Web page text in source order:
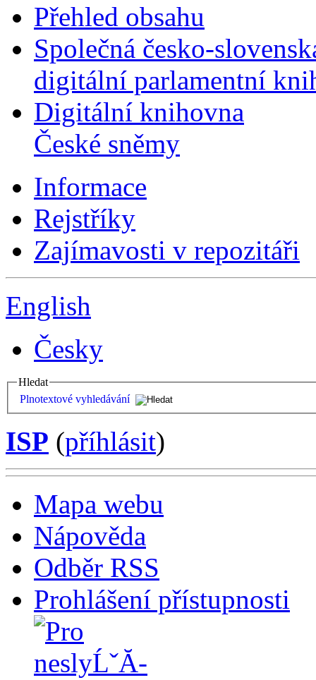
Přehled obsahu
Společná česko-
digitální parlamentní
Digitální knihovna
České sněmy
Informace
Rejstříky
Zajímavosti v repozitáři
English
Česky
Hledat
Plnotextové vyhledávání
ISP (příhlásit)
Mapa webu
Nápověda
Odběr RSS
Prohlášení přístupnosti